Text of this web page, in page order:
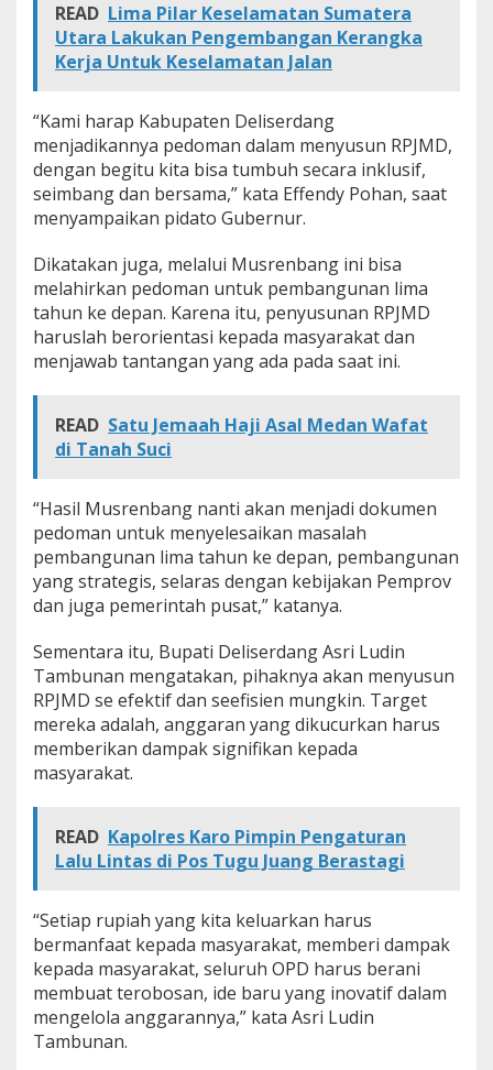
e
r
d
g
2
0
2
5
-
0
9
READ Lima Pilar Keselamatan Sumatera
Utara Lakukan Pengembangan Kerangka
Kerja Untuk Keselamatan Jalan
“Kami harap Kabupaten Deliserdang
menjadikannya pedoman dalam menyusun RPJMD,
dengan begitu kita bisa tumbuh secara inklusif,
seimbang dan bersama,” kata Effendy Pohan, saat
menyampaikan pidato Gubernur.
Dikatakan juga, melalui Musrenbang ini bisa
melahirkan pedoman untuk pembangunan lima
tahun ke depan. Karena itu, penyusunan RPJMD
haruslah berorientasi kepada masyarakat dan
menjawab tantangan yang ada pada saat ini.
READ Satu Jemaah Haji Asal Medan Wafat
di Tanah Suci
“Hasil Musrenbang nanti akan menjadi dokumen
pedoman untuk menyelesaikan masalah
pembangunan lima tahun ke depan, pembangunan
yang strategis, selaras dengan kebijakan Pemprov
dan juga pemerintah pusat,” katanya.
Sementara itu, Bupati Deliserdang Asri Ludin
Tambunan mengatakan, pihaknya akan menyusun
RPJMD se efektif dan seefisien mungkin. Target
mereka adalah, anggaran yang dikucurkan harus
memberikan dampak signifikan kepada
masyarakat.
READ Kapolres Karo Pimpin Pengaturan
Lalu Lintas di Pos Tugu Juang Berastagi
“Setiap rupiah yang kita keluarkan harus
bermanfaat kepada masyarakat, memberi dampak
kepada masyarakat, seluruh OPD harus berani
membuat terobosan, ide baru yang inovatif dalam
mengelola anggarannya,” kata Asri Ludin
Tambunan.